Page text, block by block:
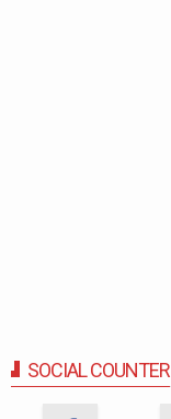
SOCIAL COUNTER